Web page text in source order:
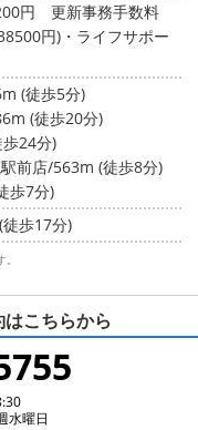
円
更新事務手数料
円)・ライフサポー
(徒歩5分)
(徒歩20分)
24分)
前店/563m (徒歩8分)
歩7分)
歩17分)
はこちらから
水曜日